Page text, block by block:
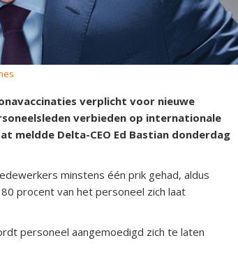
verplicht voor nieuwe
verbieden op internationale
meldde Delta-CEO Ed Bastian donderdag
minstens één prik gehad, aldus
procent van het personeel zich laat
personeel aangemoedigd zich te laten